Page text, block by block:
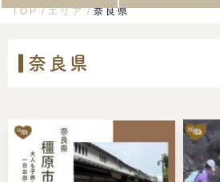
TOP エリア 奈良県
奈良県